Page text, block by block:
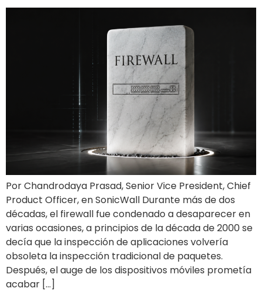
Por Chandrodaya Prasad, Senior Vice President, Chief
Product Officer, en SonicWall Durante más de dos
décadas, el firewall fue condenado a desaparecer en
varias ocasiones, a principios de la década de 2000 se
decía que la inspección de aplicaciones volvería
obsoleta la inspección tradicional de paquetes.
Después, el auge de los dispositivos móviles prometía
acabar […]